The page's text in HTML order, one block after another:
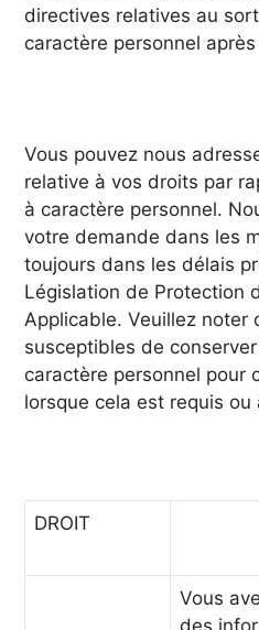
directives relatives au
caractère personnel
Vous pouvez nous
relative à vos droits par
à caractère personnel.
votre demande dans les
toujours dans les délais
Législation de Protection
Applicable. Veuillez noter
susceptibles de
caractère personnel pour
lorsque cela est requis ou
DROIT
Vous
des